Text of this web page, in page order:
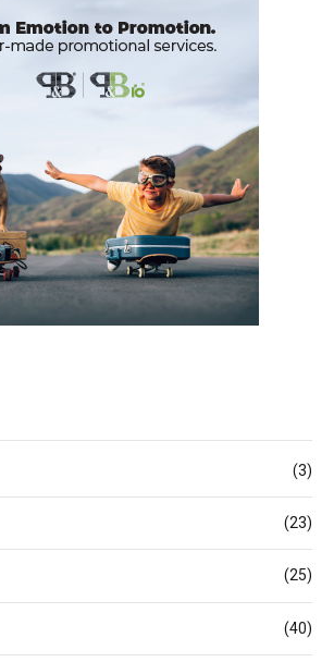
(3)
(23)
(25)
(40)